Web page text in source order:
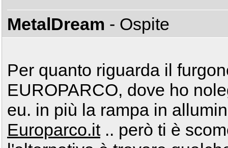
MetalDream - Ospite
Per quanto riguarda il
EUROPARCO, dove ho
eu. in più la rampa in
Europarco.it.. però ti è